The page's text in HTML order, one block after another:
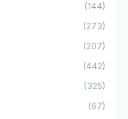
(144)
(273)
(207)
(442)
(325)
(67)